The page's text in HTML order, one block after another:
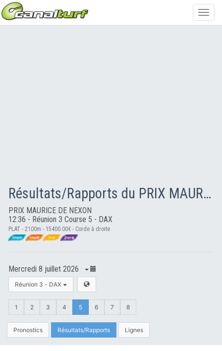
Résultats/Rapports du PRIX MAURICE DE NEXON
PRIX MAURICE DE NEXON
12:36 - Réunion 3 Course 5 - DAX
PLAT - 2100m - 15400.00€ - Corde à droite
Mercredi 8 juillet 2026
Réunion 3 - DAX
1 2 3 4 5 6 7 8
Pronostics Résultats/Rapports Lignes